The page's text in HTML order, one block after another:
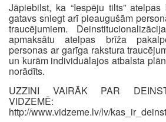
Jāpiebilst, ka “Iespēju tilts”
gatavs sniegt arī pieaugušām
traucējumiem.
apmaksātu atelpas brīža
personas ar garīga rakstura
un kurām individuālajos atbalsta
norādīts.
UZZINI VAIRĀK PAR
VIDZEMĒ:
http://www.vidzeme.lv/lv/